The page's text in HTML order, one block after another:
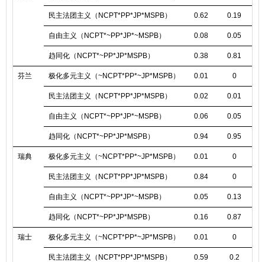
民主法团主义（NCPT*PP*JP*MSPB） 0.62 0.19
自由主义（NCPT*~PP*JP*~MSPB） 0.08 0.05
趋同化（NCPT*~PP*JP*MSPB） 0.38 0.81
芬兰 极化多元主义（~NCPT*PP*~JP*MSPB） 0.01 0
民主法团主义（NCPT*PP*JP*MSPB） 0.02 0.01
自由主义（NCPT*~PP*JP*~MSPB） 0.06 0.05
趋同化（NCPT*~PP*JP*MSPB） 0.94 0.95
瑞典 极化多元主义（~NCPT*PP*~JP*MSPB） 0.01 0
民主法团主义（NCPT*PP*JP*MSPB） 0.84 0
自由主义（NCPT*~PP*JP*~MSPB） 0.05 0.13
趋同化（NCPT*~PP*JP*MSPB） 0.16 0.87
瑞士 极化多元主义（~NCPT*PP*~JP*MSPB） 0.01 0
民主法团主义（NCPT*PP*JP*MSPB） 0.59 0.2